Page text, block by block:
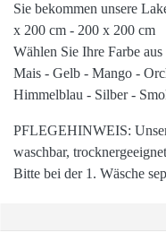
Sie bekommen unsere
x 200 cm - 200 x 200 cm
Wählen Sie Ihre Farbe aus
Mais - Gelb - Mango -
Himmelblau - Silber -
PFLEGEHINWEIS:
waschbar, trocknergeeignet
Bitte bei der 1. Wäsche